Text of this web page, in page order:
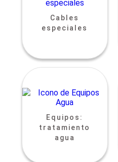
Cables
especiales
Equipos:
tratamiento
agua